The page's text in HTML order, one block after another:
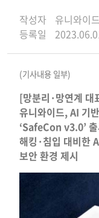
작성자
유니와이
등록일
(기사내용 일부)
[망분리·망연계 대
유니와이드, AI 기
‘SafeCon v3.0’
해킹·침입 대비한
보안 환경 제시